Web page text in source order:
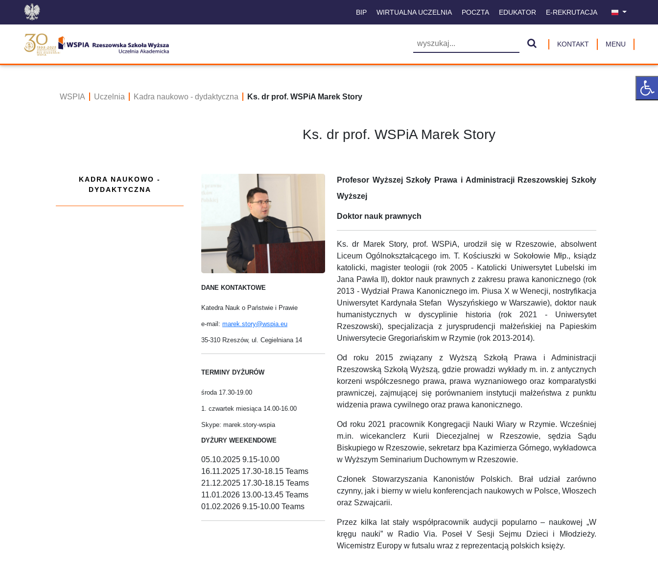
BIP WIRTUALNA UCZELNIA POCZTA EDUKATOR E-REKRUTACJA
KONTAKT MENU
WSPIA Uczelnia Kadra naukowo - dydaktyczna Ks. dr prof. WSPiA Marek Story
KADRA NAUKOWO -
DYDAKTYCZNA
Ks. dr prof. WSPiA Marek Story
DANE KONTAKTOWE
Katedra Nauk o Państwie i Prawie
e-mail: marek.story@wspia.eu
35-310 Rzeszów, ul. Cegielniana 14
TERMINY DYŻURÓW
środa 17.30-19.00
1. czwartek miesiąca 14.00-16.00
Skype: marek.story-wspia
DYŻURY WEEKENDOWE
05.10.2025 9.15-10.00
16.11.2025 17.30-18.15 Teams
21.12.2025 17.30-18.15 Teams
11.01.2026 13.00-13.45 Teams
01.02.2026 9.15-10.00 Teams
Profesor Wyższej Szkoły Prawa i Administracji Rzeszowskiej Szkoły
Wyższej
Doktor nauk prawnych
Ks. dr Marek Story, prof. WSPiA, urodził się w Rzeszowie, absolwent
Liceum Ogólnokształcącego im. T. Kościuszki w Sokołowie Młp., ksiądz
katolicki, magister teologii (rok 2005 - Katolicki Uniwersytet Lubelski im
Jana Pawła II), doktor nauk prawnych z zakresu prawa kanonicznego (rok
2013 - Wydział Prawa Kanonicznego im. Piusa X w Wenecji, nostryfikacja
Uniwersytet Kardynała Stefan Wyszyńskiego w Warszawie), doktor nauk
humanistycznych w dyscyplinie historia (rok 2021 - Uniwersytet
Rzeszowski), specjalizacja z jurysprudencji małżeńskiej na Papieskim
Uniwersytecie Gregoriańskim w Rzymie (rok 2013-2014).
Od roku 2015 związany z Wyższą Szkołą Prawa i Administracji
Rzeszowską Szkołą Wyższą, gdzie prowadzi wykłady m. in. z antycznych
korzeni współczesnego prawa, prawa wyznaniowego oraz komparatystki
prawniczej, zajmującej się porównaniem instytucji małżeństwa z punktu
widzenia prawa cywilnego oraz prawa kanonicznego.
Od roku 2021 pracownik Kongregacji Nauki Wiary w Rzymie. Wcześniej
m.in. wicekanclerz Kurii Diecezjalnej w Rzeszowie, sędzia Sądu
Biskupiego w Rzeszowie, sekretarz bpa Kazimierza Górnego, wykładowca
w Wyższym Seminarium Duchownym w Rzeszowie.
Członek Stowarzyszania Kanonistów Polskich. Brał udział zarówno
czynny, jak i bierny w wielu konferencjach naukowych w Polsce, Włoszech
oraz Szwajcarii.
Przez kilka lat stały współpracownik audycji popularno – naukowej „W
kręgu nauki” w Radio Via. Poseł V Sesji Sejmu Dzieci i Młodzieży.
Wicemistrz Europy w futsalu wraz z reprezentacją polskich księży.